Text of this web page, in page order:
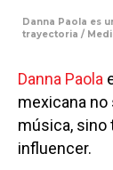
Danna Paola es
trayectoria /
Danna Paola
mexicana no
música, sino
influencer.